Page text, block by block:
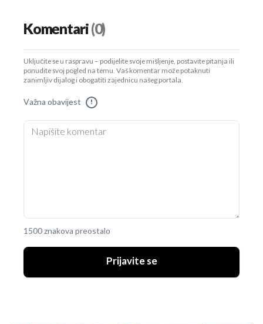
Komentari(0)
Uključite se u raspravu – podijelite svoje mišljenje, postavite pitanja ili
ponudite svoj pogled na temu. Vaš komentar može potaknuti
zanimljiv dijalog i obogatiti zajednicu našeg portala.
Važna obavijest !
1500 znakova preostalo
Prijavite se